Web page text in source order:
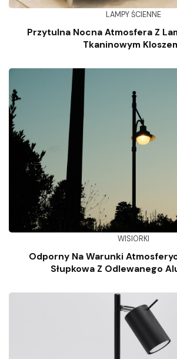
LAMPY ŚCIENNE
Przytulna Nocna Atmosfera Z
Tkaninowym
WISIORKI
Odporny Na Warunki
Słupkowa Z Odlewanego